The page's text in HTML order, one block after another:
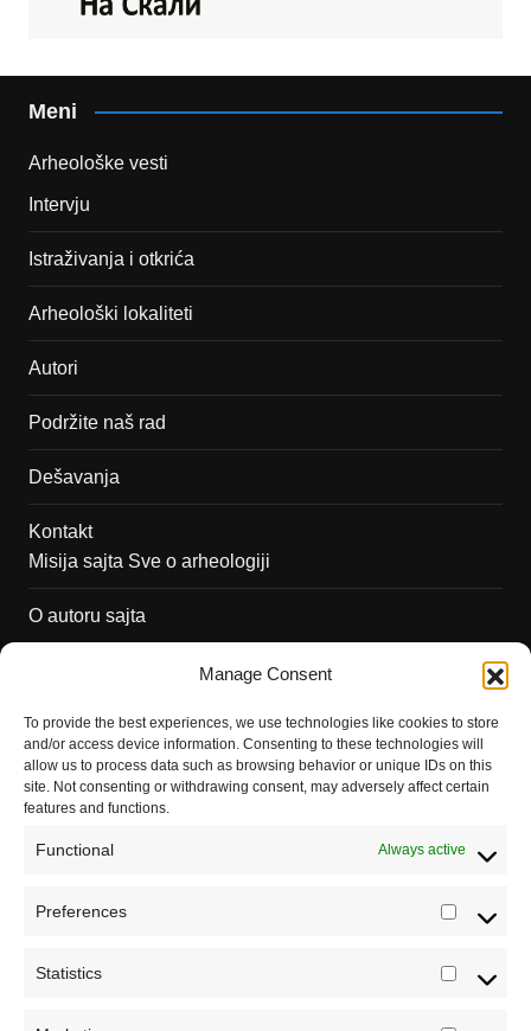
Manage Consent
To provide the best experiences, we use technologies like cookies to store
and/or access device information. Consenting to these technologies will
allow us to process data such as browsing behavior or unique IDs on this
site. Not consenting or withdrawing consent, may adversely affect certain
features and functions.
Functional Always active
Preferences
Statistics
Meni
Arheološke vesti
Intervju
Istraživanja i otkrića
Arheološki lokaliteti
Autori
Podržite naš rad
Dešavanja
Kontakt
Misija sajta Sve o arheologiji
O autoru sajta
Saradnja